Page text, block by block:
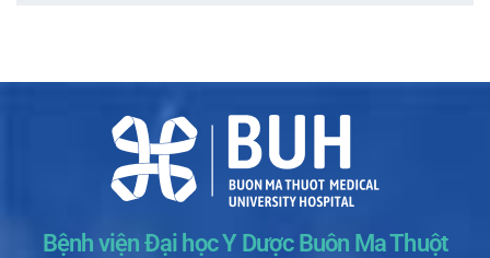
Bệnh viện Đại học Y Dược Buôn Ma Thuột